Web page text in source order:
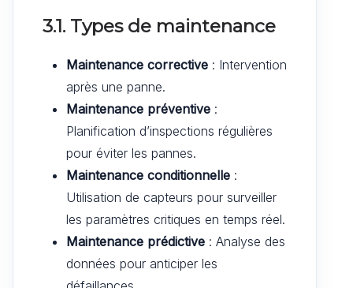
3.1. Types de maintenance
Maintenance corrective : Intervention
après une panne.
Maintenance préventive :
Planification d’inspections régulières
pour éviter les pannes.
Maintenance conditionnelle :
Utilisation de capteurs pour surveiller
les paramètres critiques en temps réel.
Maintenance prédictive : Analyse des
données pour anticiper les